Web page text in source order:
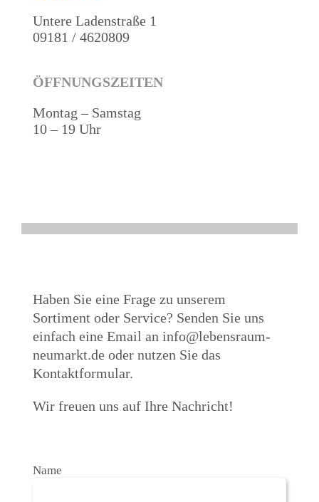
Untere Ladenstraße 1
09181 / 4620809
ÖFFNUNGSZEITEN
Montag – Samstag
10 – 19 Uhr
Haben Sie eine Frage zu unserem
Sortiment oder Service? Senden Sie uns
einfach eine Email an info@lebensraum-
neumarkt.de oder nutzen Sie das
Kontaktformular.
Wir freuen uns auf Ihre Nachricht!
Name